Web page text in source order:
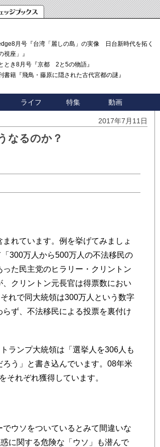
月号『台湾「麗しの島」の実像 日台新時代を拓く「3
視座」』
とき8月号『京都 2と5の物語』
書籍『飛鳥・藤原に隠された古代宮都の謎』
ライフ 特集 動画
2017年7月11日
なるのか？
れています。例を挙げてみましょ
300万人から500万人の不法移民の
た民主党のヒラリー・クリントン
クリントン元長官は得票数におい
れで同大統領は300万人という数字
ず、不法移民による投票を裏付け
ランプ大統領は「選挙人を306人も
う」と書き込んでいます。08年米
それぞれ獲得しています。
ウソをついているとみて間違いな
に関する危険な「ウソ」も潜んで